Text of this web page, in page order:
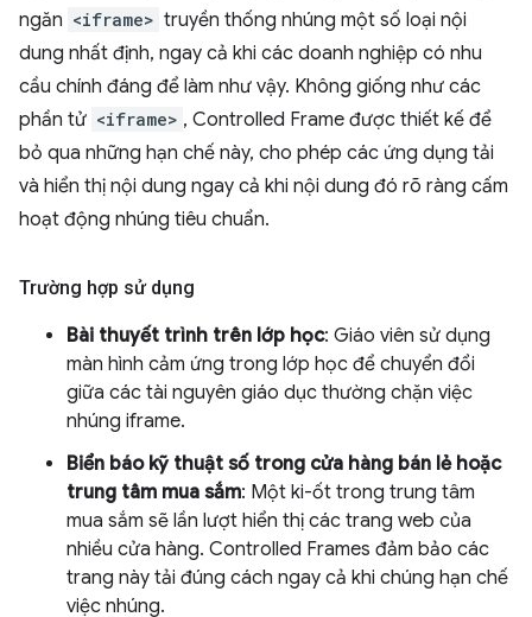
ngăn <iframe> truyền thống nhúng một số loại nội
dung nhất định, ngay cả khi các doanh nghiệp có nhu
cầu chính đáng để làm như vậy. Không giống như các
phần tử <iframe> , Controlled Frame được thiết kế để
bỏ qua những hạn chế này, cho phép các ứng dụng tải
và hiển thị nội dung ngay cả khi nội dung đó rõ ràng cấm
hoạt động nhúng tiêu chuẩn.
Trường hợp sử dụng
Bài thuyết trình trên lớp học: Giáo viên sử dụng
màn hình cảm ứng trong lớp học để chuyển đổi
giữa các tài nguyên giáo dục thường chặn việc
nhúng iframe.
Biển báo kỹ thuật số trong cửa hàng bán lẻ hoặc
trung tâm mua sắm: Một ki-ốt trong trung tâm
mua sắm sẽ lần lượt hiển thị các trang web của
nhiều cửa hàng. Controlled Frames đảm bảo các
trang này tải đúng cách ngay cả khi chúng hạn chế
việc nhúng.